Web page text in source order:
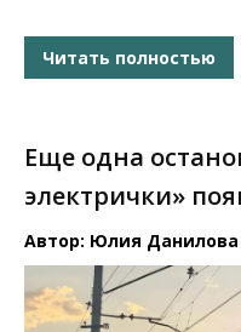
Читать полностью
Еще одна
электрички»
Автор: Юлия Данилова